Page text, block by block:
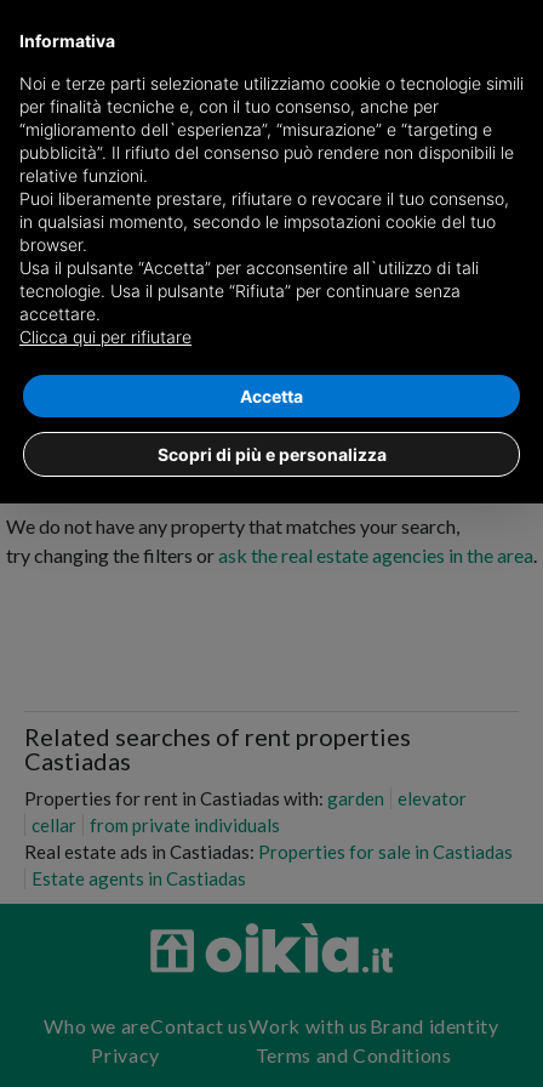
Receive a copy of the newspaper by mail
Choose newspaper
No results for
Castiadas
We do not have any property that matches your search,
try changing the filters orask the real estate agencies in the area.
Related searches of rent properties
Castiadas
Properties for rent in Castiadas with: garden
elevator
cellar
from private individuals
Real estate ads in Castiadas: Properties for sale in Castiadas
Estate agents in Castiadas
Who we areContact usWork with us Brand identity
Privacy
Terms and Conditions
Informativa
Noi e terze parti selezionate utilizziamo cookie o tecnologie simili
per finalità tecniche e, con il tuo consenso, anche per
“miglioramento dell`esperienza”, “misurazione” e “targeting e
pubblicità”. Il rifiuto del consenso può rendere non disponibili le
relative funzioni.
Puoi liberamente prestare, rifiutare o revocare il tuo consenso,
in qualsiasi momento, secondo le impsotazioni cookie del tuo
browser.
Usa il pulsante “Accetta” per acconsentire all`utilizzo di tali
tecnologie. Usa il pulsante “Rifiuta” per continuare senza
accettare.
Clicca qui per rifiutare
Scopri di più e personalizza
Accetta